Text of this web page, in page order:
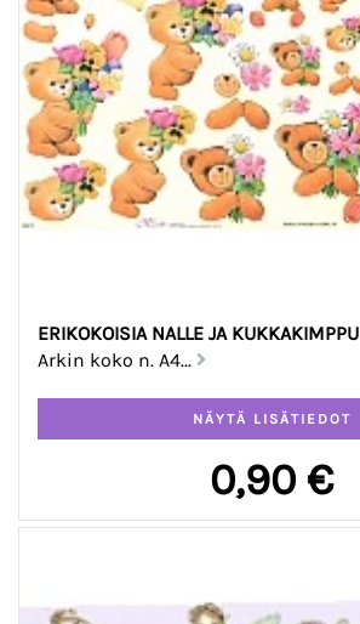
ERIKOKOISIA NALLE JA
Arkin koko n. A4...
0,90 €